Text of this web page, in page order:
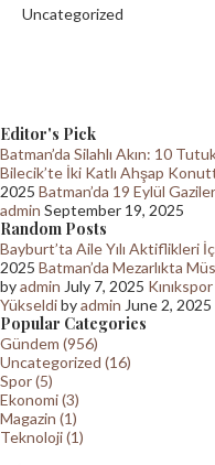
Uncategorized
Editor's Pick
Batman’da Silahlı Akın: 10
Bilecik’te İki Katlı Ahşap
2025 Batman’da 19 Eylül
admin September 19, 2025
Random Posts
Bayburt’ta Aile Yılı Aktiflikleri
2025 Batman’da Mezarlıkta
byadmin July 7, 2025
Yükseldibyadmin June 2, 2025
Popular Categories
Gündem (956)
Uncategorized (16)
Spor (5)
Ekonomi (3)
Magazin (1)
Teknoloji (1)